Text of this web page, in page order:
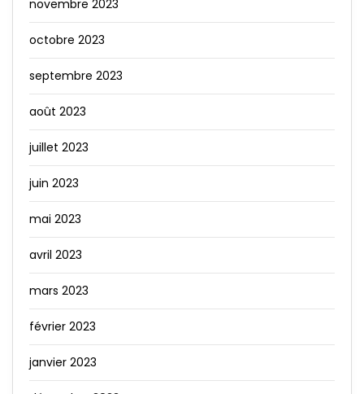
novembre 2023
octobre 2023
septembre 2023
août 2023
juillet 2023
juin 2023
mai 2023
avril 2023
mars 2023
février 2023
janvier 2023